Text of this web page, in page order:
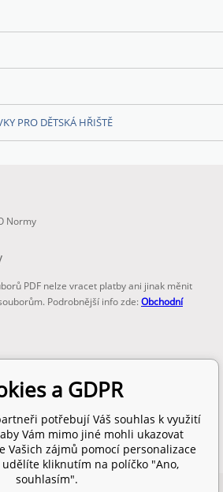
PRO DĚTSKÁ HŘIŠTĚ
Normy
PDF nelze vracet platby ani jinak měnit
Podrobnější info zde:Obchodní
a GDPR
potřebují Váš souhlas k využití
Vám mimo jiné mohli ukazovat
Vašich zájmů pomocí personalizace
udělíte kliknutím na políčko "Ano,
souhlasím".